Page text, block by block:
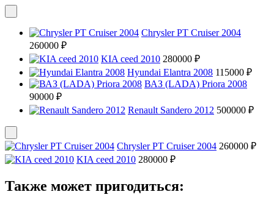
Chrysler PT Cruiser 2004
260000 ₽
KIA ceed 2010 280000 ₽
Hyundai Elantra 2008 115000 ₽
ВАЗ (LADA) Priora 2008
90000 ₽
Renault Sandero 2012 500000 ₽
Chrysler PT Cruiser 2004 260000 ₽
KIA ceed 2010 280000 ₽
Также может пригодиться: